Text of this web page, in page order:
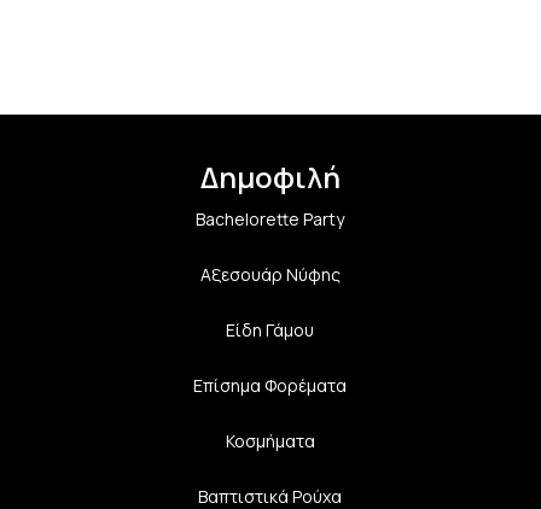
Δημοφιλή
Bachelorette Party
Αξεσουάρ Νύφης
Είδη Γάμου
Επίσημα Φορέματα
Κοσμήματα
Βαπτιστικά Ρούχα